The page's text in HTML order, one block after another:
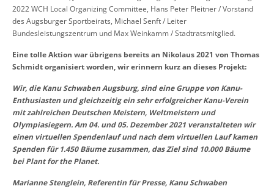
2022 WCH Local Organizing Committee, Hans Peter Pleitner / Vorstand
des Augsburger Sportbeirats, Michael Senft / Leiter
Bundesleistungszentrum und Max Weinkamm / Stadtratsmitglied.
Eine tolle Aktion war übrigens bereits an Nikolaus 2021 von Thomas
Schmidt organisiert worden, wir erinnern kurz an dieses Projekt:
Wir, die Kanu Schwaben Augsburg, sind eine Gruppe von Kanu-
Enthusiasten und gleichzeitig ein sehr erfolgreicher Kanu-Verein
mit zahlreichen Deutschen Meistern, Weltmeistern und
Olympiasiegern. Am 04. und 05. Dezember 2021 veranstalteten wir
einen virtuellen Spendenlauf und nach dem virtuellen Lauf kamen
Spenden für 1.450 Bäume zusammen, das Ziel sind 10.000 Bäume
bei Plant for the Planet.
Marianne Stenglein, Referentin für Presse, Kanu Schwaben